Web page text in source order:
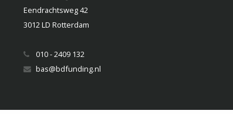
Eendrachtsweg 42
3012 LD Rotterdam
010 - 2409 132
bas@bdfunding.nl